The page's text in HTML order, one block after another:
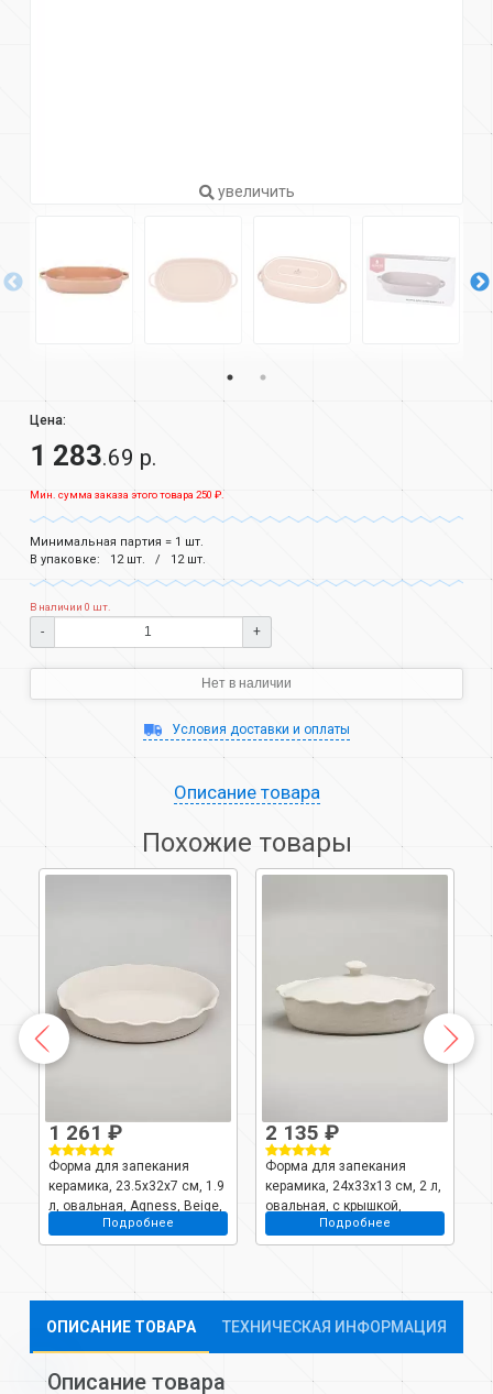
увеличить
Цена:
1 283.69 р.
Мин. сумма заказа этого товара 250 ₽.
Минимальная партия = 1 шт.
В упаковке:
12 шт. 12 шт.
В наличии 0 шт.
- +
Нет в наличии
Условия доставки и оплаты
Описание товара
Похожие товары
1 261 ₽
Форма для запекания
керамика, 23.5х32х7 см, 1.9
л, овальная, Agness, Beige,
Подробнее
2 135 ₽
Форма для запекания
керамика, 24х33х13 см, 2 л,
овальная, с крышкой,
Agness, Beige, 780-127
Подробнее
ОПИСАНИЕ ТОВАРА ТЕХНИЧЕСКАЯ ИНФОРМАЦИЯ
Описание товара